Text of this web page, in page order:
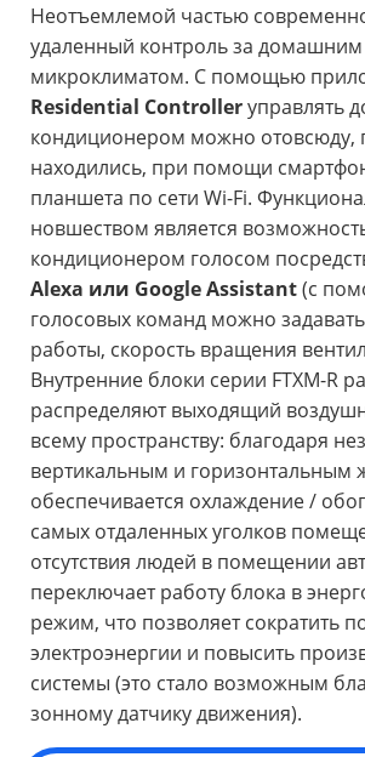
Неотъемлемой частью
удаленный контроль за домашним
микроклиматом. С помощью
Residential Controllerуправлять
кондиционером можно отовсюду,
находились, при помощи
планшета по сети Wi-Fi.
новшеством является
кондиционером голосом
Alexa или Google Assistant(с
голосовых команд можно
работы, скорость вращения
Внутренние блоки серии FTXM-R
распределяют выходящий
всему пространству: благодаря
вертикальным и горизонтальным
обеспечивается охлаждение /
самых отдаленных уголков
отсутствия людей в помещении
переключает работу блока в
режим, что позволяет сократить
электроэнергии и повысить
системы (это стало возможным
зонному датчику движения).